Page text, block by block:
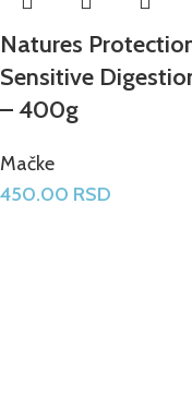
Natures
Sensitive
– 400g
Mačke
450.00 RSD